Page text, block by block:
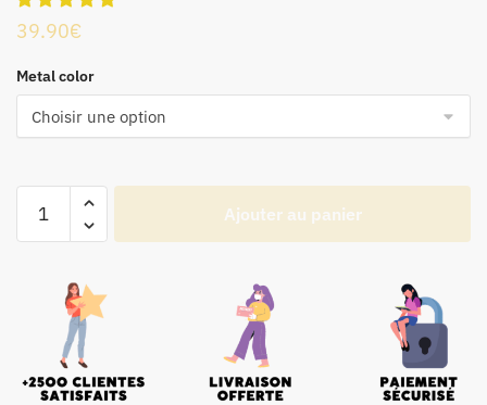
39.90€
Metal color
Ajouter au panier